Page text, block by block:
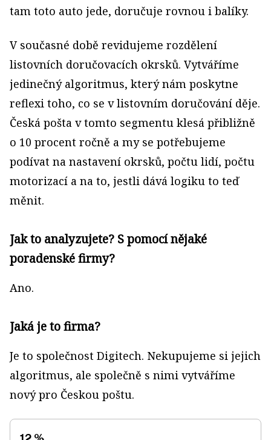
tam toto auto jede, doručuje rovnou i balíky.
V současné době revidujeme rozdělení
listovních doručovacích okrsků. Vytváříme
jedinečný algoritmus, který nám poskytne
reflexi toho, co se v listovním doručování děje.
Česká pošta v tomto segmentu klesá přibližně
o 10 procent ročně a my se potřebujeme
podívat na nastavení okrsků, počtu lidí, počtu
motorizací a na to, jestli dává logiku to teď
měnit.
Jak to analyzujete? S pomocí nějaké
poradenské firmy?
Ano.
Jaká je to firma?
Je to společnost Digitech. Nekupujeme si jejich
algoritmus, ale společně s nimi vytváříme
nový pro Českou poštu.